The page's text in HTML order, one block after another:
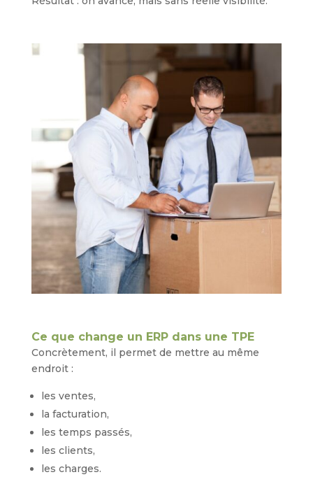
Ce que change un ERP dans une TPE
Concrètement, il permet de mettre au même
endroit :
les ventes,
la facturation,
les temps passés,
les clients,
les charges.